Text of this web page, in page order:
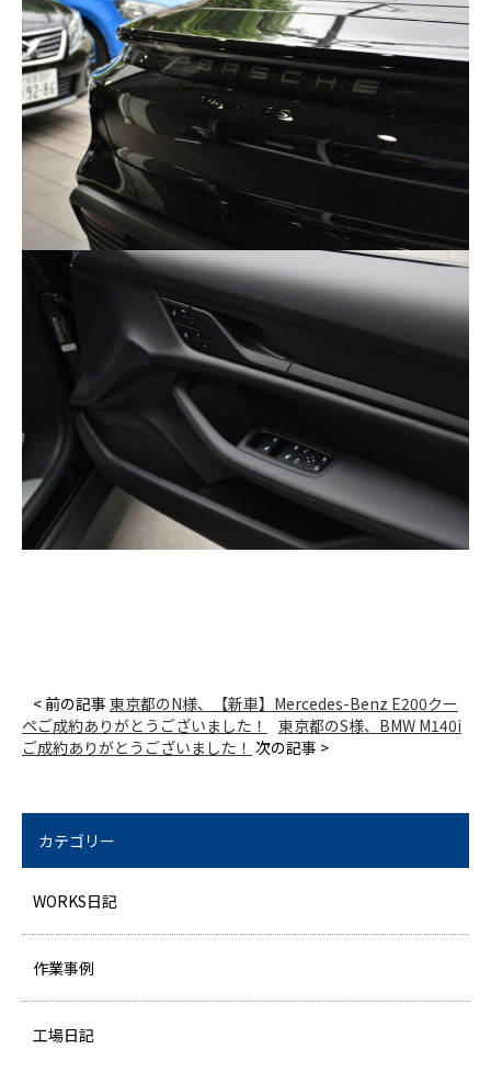
< 前の記事 東京都のN様、【新車】Mercedes-Benz E200クー
ペご成約ありがとうございました！
東京都のS様、BMW M140i
ご成約ありがとうございました！ 次の記事 >
カテゴリー
WORKS日記
作業事例
工場日記